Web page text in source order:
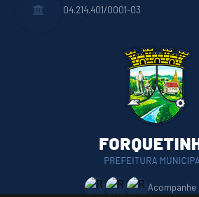
Acompanhe
04.214.401/0001-03